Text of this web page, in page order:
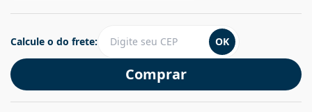
Comprar
Calcule o do frete: OK